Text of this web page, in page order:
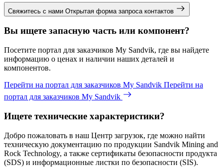
Свяжитесь с нами Открытая форма запроса контактов
Вы ищете запасную часть или компонент?
Посетите портал для заказчиков My Sandvik, где вы найдете
информацию о ценах и наличии наших деталей и
компонентов.
Перейти на портал для заказчиков My Sandvik Перейти на
портал для заказчиков My Sandvik
Ищете технические характеристики?
Добро пожаловать в наш Центр загрузок, где можно найти
техническую документацию по продукции Sandvik Mining and
Rock Technology, а также сертификаты безопасности продукта
(SDS) и информационные листки по безопасности (SIS).